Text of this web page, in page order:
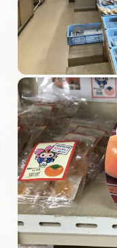
旅行会社
フォ
動
お
運営組織